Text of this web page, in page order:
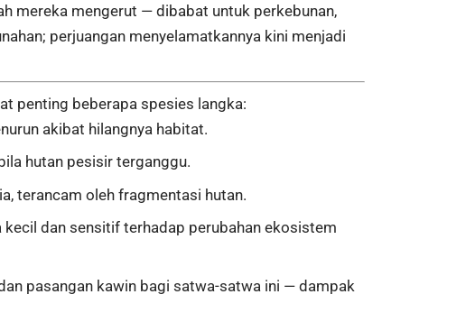
mereka mengerut — dibabat untuk perkebunan,
perjuangan menyelamatkannya kini menjadi
penting beberapa spesies langka:
akibat hilangnya habitat.
hutan pesisir terganggu.
terancam oleh fragmentasi hutan.
dan sensitif terhadap perubahan ekosistem
pasangan kawin bagi satwa-satwa ini — dampak